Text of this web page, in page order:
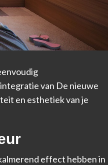
van De nieuwe
en esthetiek van je
effect hebben in